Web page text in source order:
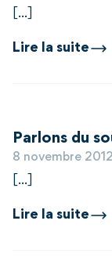
[...]
Lire la suite
Parlons du
8 novembre 2012
[...]
Lire la suite